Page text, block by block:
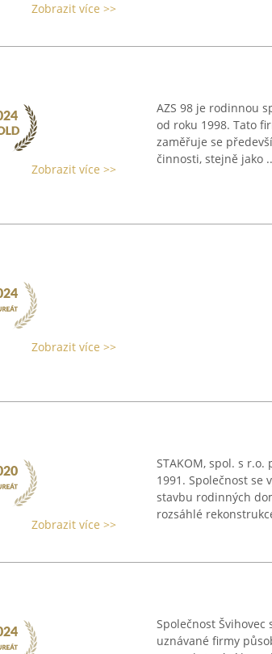
Zobrazit více >>
Zobrazit více >>
AZS 98 je rodinnou
od roku 1998. Tato
zaměřuje se
činnosti, stejně jako
Zobrazit více >>
Zobrazit více >>
STAKOM, spol. s
1991. Společnost se
stavbu rodinných
rozsáhlé
Společnost
uznávané firmy